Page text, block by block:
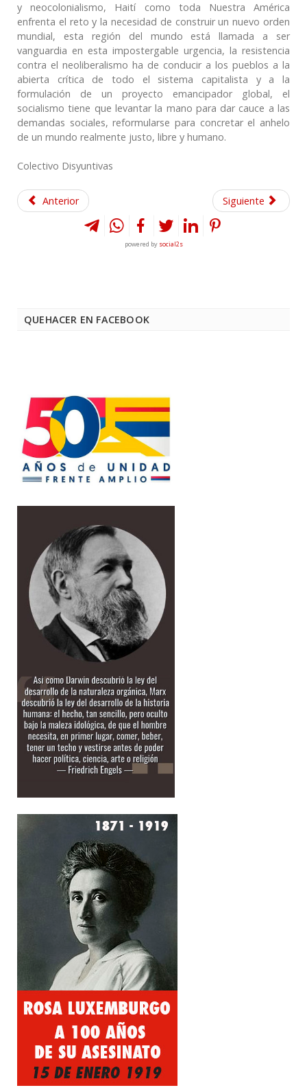
y neocolonialismo, Haití como toda Nuestra América
enfrenta el reto y la necesidad de construir un nuevo orden
mundial, esta región del mundo está llamada a ser
vanguardia en esta impostergable urgencia, la resistencia
contra el neoliberalismo ha de conducir a los pueblos a la
abierta crítica de todo el sistema capitalista y a la
formulación de un proyecto emancipador global, el
socialismo tiene que levantar la mano para dar cauce a las
demandas sociales, reformularse para concretar el anhelo
de un mundo realmente justo, libre y humano.
Colectivo Disyuntivas
Anterior Siguiente
powered by social2s
QUEHACER EN FACEBOOK